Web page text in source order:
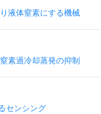
液体窒素にする機械
素過冷却蒸発の抑制
センシング